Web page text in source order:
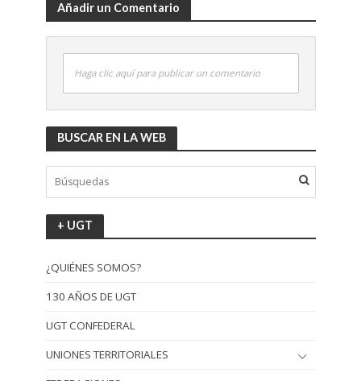
Añadir un Comentario
Haga clic aquí para publicar un comentario
BUSCAR EN LA WEB
+ UGT
¿QUIÉNES SOMOS?
130 AÑOS DE UGT
UGT CONFEDERAL
UNIONES TERRITORIALES